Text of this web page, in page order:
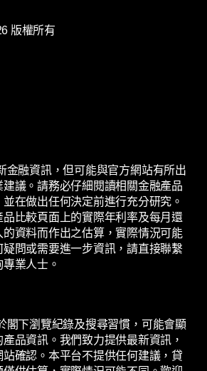
版權所有
金融資訊，但可能與官方網站有所出
建議。請務必仔細閱讀相關金融產品
在做出任何決定前進行充分研究。
比較頁面上的實際年利率及每月還
資料而作出之估算，實際情況可能
問或需要進一步資訊，請直接聯繫
業人士。
閣下瀏覽紀錄及搜尋習慣，可能會顯
品資訊。我們致力提供最新資訊，
確認。本平台不提供任何建議，貸